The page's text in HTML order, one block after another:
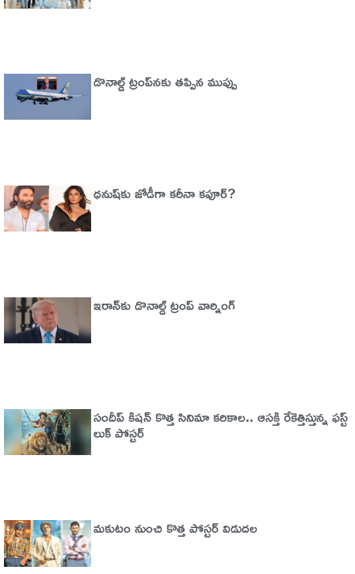
డొనాల్డ్ ట్రంప్‌నకు తప్పిన ముప్పు
ధనుష్‌కు జోడీగా కరీనా కపూర్?
ఇరాన్‌కు డొనాల్డ్ ట్రంప్ వార్నింగ్‌
సందీప్ కిషన్ కొత్త సినిమా కరికాల.. ఆసక్తి రేకెత్తిస్తున్న ఫస్ట్
లుక్ పోస్టర్
మకుటం నుంచి కొత్త పోస్టర్ విడుదల